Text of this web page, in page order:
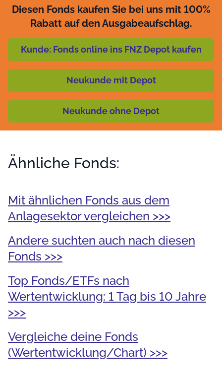
Diesen Fonds kaufen Sie bei uns mit 100%
Rabatt auf den Ausgabeaufschlag.
Kunde: Fonds online ins FNZ Depot kaufen
Neukunde mit Depot
Neukunde ohne Depot
Ähnliche Fonds:
Mit ähnlichen Fonds aus dem
Anlagesektor vergleichen >>>
Andere suchten auch nach diesen
Fonds >>>
Top Fonds/ETFs nach
Wertentwicklung: 1 Tag bis 10 Jahre
>>>
Vergleiche deine Fonds
(Wertentwicklung/Chart) >>>